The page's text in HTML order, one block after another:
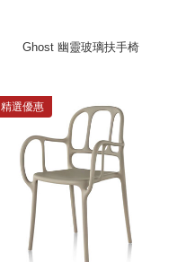
Ghost 幽靈玻璃扶手椅
精選優惠